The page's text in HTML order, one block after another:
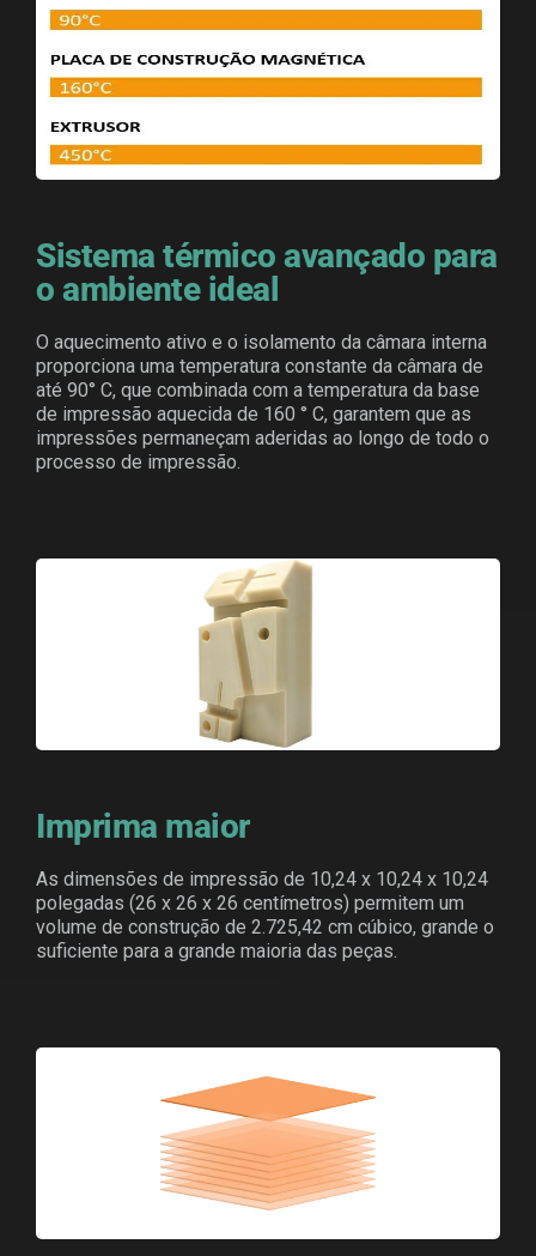
Sistema térmico avançado para
o ambiente ideal
O aquecimento ativo e o isolamento da câmara interna
proporciona uma temperatura constante da câmara de
até 90° C, que combinada com a temperatura da base
de impressão aquecida de 160 ° C, garantem que as
impressões permaneçam aderidas ao longo de todo o
processo de impressão.
Imprima maior
As dimensões de impressão de 10,24 x 10,24 x 10,24
polegadas (26 x 26 x 26 centímetros) permitem um
volume de construção de 2.725,42 cm cúbico, grande o
suficiente para a grande maioria das peças.